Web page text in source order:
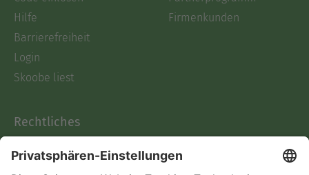
Hilfe
Barrierefreiheit
Login
Skoobe liest
Firmenkunden
Rechtliches
AGB